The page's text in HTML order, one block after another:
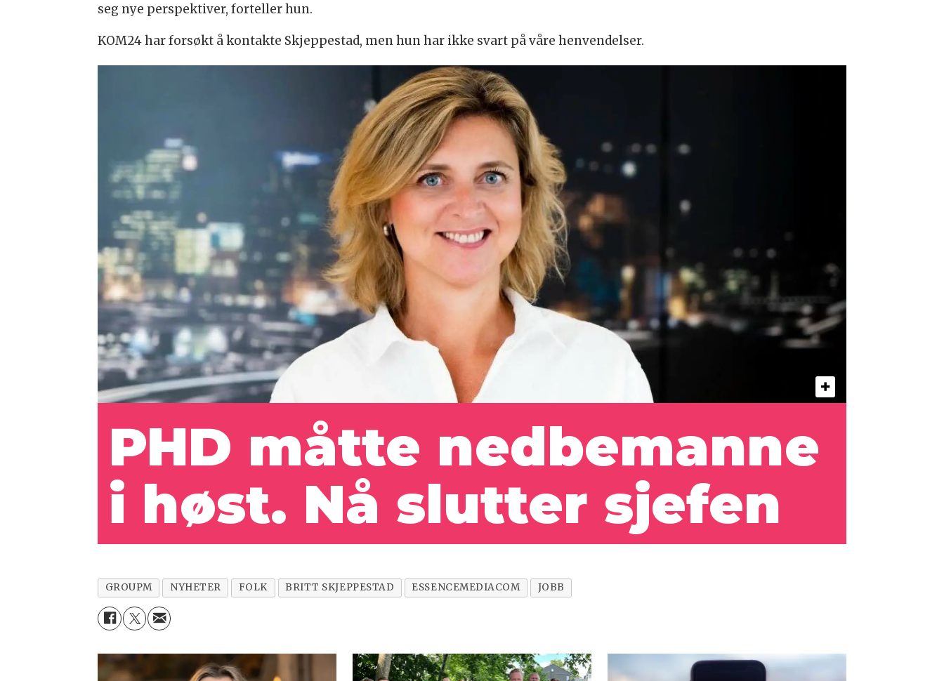
seg nye perspektiver, forteller hun.
KOM24 har forsøkt å kontakte Skjeppestad, men hun har ikke svart på våre henvendelser.
PHD måtte nedbemanne
i høst. Nå slutter sjefen
GROUPM NYHETER FOLK BRITT SKJEPPESTAD ESSENCEMEDIACOM JOBB